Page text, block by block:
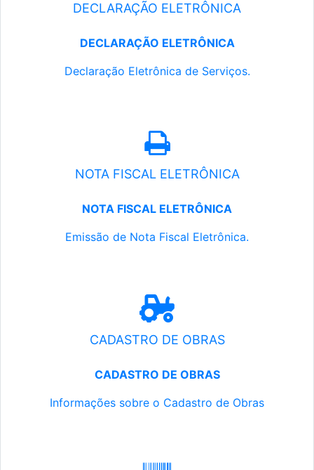
DECLARAÇÃO ELETRÔNICA
DECLARAÇÃO ELETRÔNICA
Declaração Eletrônica de Serviços.
NOTA FISCAL ELETRÔNICA
NOTA FISCAL ELETRÔNICA
Emissão de Nota Fiscal Eletrônica.
CADASTRO DE OBRAS
CADASTRO DE OBRAS
Informações sobre o Cadastro de Obras